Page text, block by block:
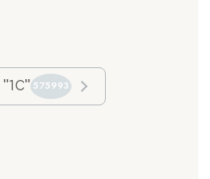
"1С" 575993